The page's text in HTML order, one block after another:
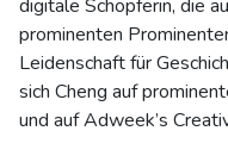
digitale Schöpferin, die
prominenten
Leidenschaft für
sich Cheng auf
und auf Adweek’s